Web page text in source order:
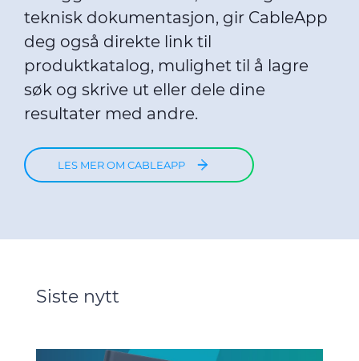
teknisk dokumentasjon, gir CableApp
deg også direkte link til
produktkatalog, mulighet til å lagre
søk og skrive ut eller dele dine
resultater med andre.
LES MER OM CABLEAPP
Siste nytt